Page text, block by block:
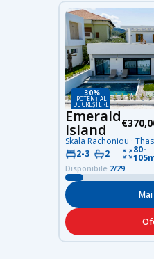
30%
DE CREȘTERE
POTENȚIAL
Emerald
Island
Skala Rachoniou ·
2-3
2 80-
Disponibile 2/29